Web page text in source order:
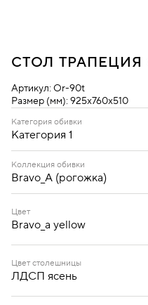
СТОЛ
Артикул: Or-90t
Размер (мм): 925х760х510
Категория обивки
Категория 1
Коллекция обивки
Bravo_A (рогожка)
Цвет
Bravo_a yellow
Bravo_a blue Bravo_a
Цвет столешницы
ЛДСП ясень